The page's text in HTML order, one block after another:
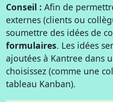
Conseil : Afin de
externes (clients ou
soumettre des idées de
formulaires. Les idées
ajoutées à Kantree dans
choisissez (comme une
tableau Kanban).